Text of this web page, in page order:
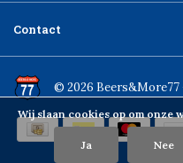
Contact
© 2026 Beers&More77
Wij slaan cookies op om onze
Ja Nee